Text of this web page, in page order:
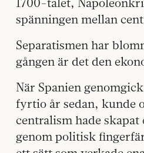
spänningen mellan
Separatismen har
gången är det den
När Spanien
fyrtio år sedan, kunde
centralism hade
genom politisk